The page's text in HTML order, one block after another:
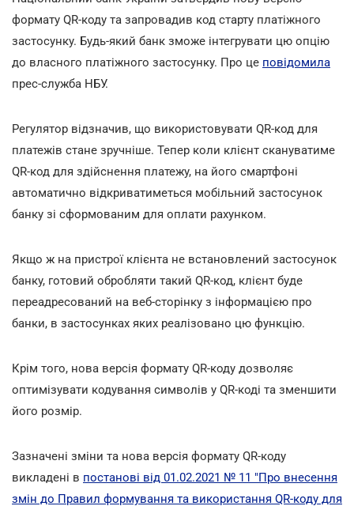
формату QR-коду та запровадив код старту платіжного
застосунку. Будь-який банк зможе інтегрувати цю опцію
до власного платіжного застосунку. Про це повідомила
прес-служба НБУ.
Регулятор відзначив, що використовувати QR-код для
платежів стане зручніше. Тепер коли клієнт скануватиме
QR-код для здійснення платежу, на його смартфоні
автоматично відкриватиметься мобільний застосунок
банку зі сформованим для оплати рахунком.
Якщо ж на пристрої клієнта не встановлений застосунок
банку, готовий обробляти такий QR-код, клієнт буде
переадресований на веб-сторінку з інформацією про
банки, в застосунках яких реалізовано цю функцію.
Крім того, нова версія формату QR-коду дозволяє
оптимізувати кодування символів у QR-коді та зменшити
його розмір.
Зазначені зміни та нова версія формату QR-коду
викладені в постанові від 01.02.2021 № 11 "Про внесення
змін до Правил формування та використання QR-коду для